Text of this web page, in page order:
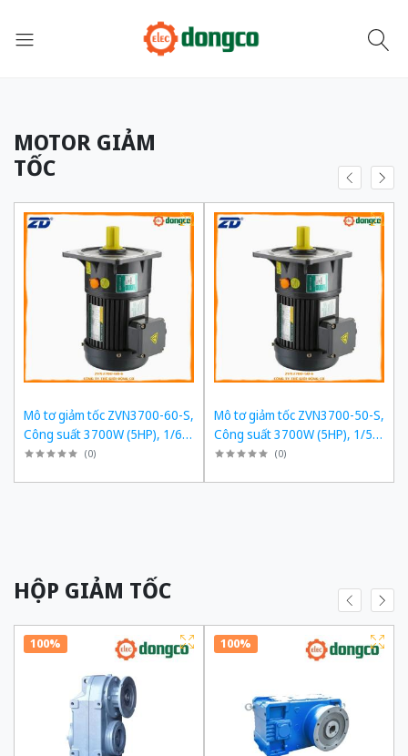
MOTOR GIẢM
TỐC
Mô tơ giảm tốc ZVN3700-60-S,
Công suất 3700W (5HP), 1/60,
Chân đế
(0)
Mô tơ giảm tốc ZVN3700-50-S,
Công suất 3700W (5HP), 1/50,
Chân đế
(0)
HỘP GIẢM TỐC
100% 100%